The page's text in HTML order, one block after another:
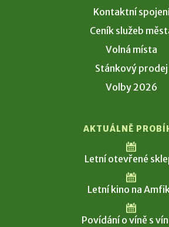
Kontaktní
Ceník služeb
Volná místa
Stánkový prodej
Volby 2026
AKTUÁLNĚ
Letní otevřené
Letní kino na
Povídání o víně s